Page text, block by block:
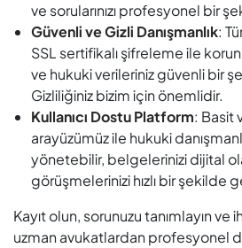
ve sorularınızı profesyonel bir
Güvenli ve Gizli Danışmanlık:
SSL sertifikalı şifreleme ile
ve hukuki verileriniz güvenli bir
Gizliliğiniz bizim için önemlidir.
Kullanıcı Dostu Platform: Basit
arayüzümüz ile hukuki
yönetebilir, belgelerinizi dijital
görüşmelerinizi hızlı bir şekilde
Kayıt olun, sorunuzu tanımlayın ve
uzman avukatlardan profesyonel